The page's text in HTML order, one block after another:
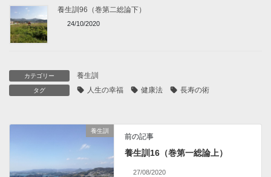
養生訓96（巻第二総論下）
24/10/2020
カテゴリー 養生訓
タグ 人生の幸福 健康法 長寿の術
養生訓
前の記事
養生訓16（巻第一総論上）
27/08/2020